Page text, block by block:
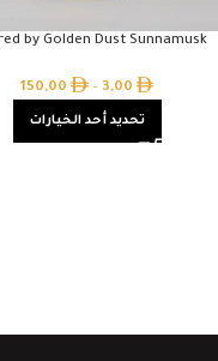
by Golden Dust Sunnamusk
3,00
–
150,00
تحديد أحد الخيارات